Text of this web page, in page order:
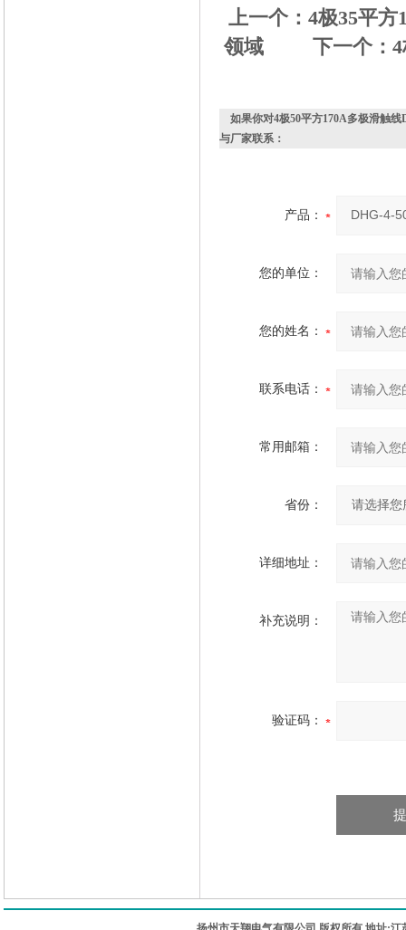
上一个： 4极35平方
领域下一个：
如果你对4极50平方170A多极滑触
与厂家联系：
产品：
您的单位：
您的姓名：
联系电话：
常用邮箱：
省份：
详细地址：
补充说明：
验证码：